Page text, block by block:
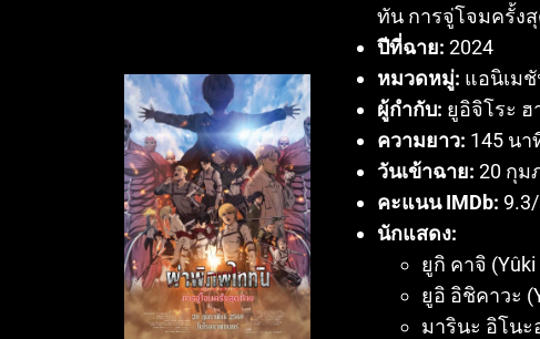
ทัน การจู่โจมครั้ง
ปีที่ฉาย: 2024
หมวดหมู่: แอนิเม
ผู้กำกับ: ยูอิจิโระ ฮ
ความยาว: 145 นา
วันเข้าฉาย: 20 กุม
คะแนน IMDb:
นักแสดง:
ยูกิ คาจิ (Yûki
ยูอิ อิชิคาวะ
มารินะ อิโนะ